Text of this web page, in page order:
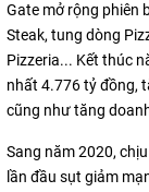
Gate mở rộng phiên
Steak, tung dòng
Pizzeria... Kết thúc
nhất 4.776 tỷ đồng,
cũng như tăng
Sang năm 2020,
lần đầu sụt giảm